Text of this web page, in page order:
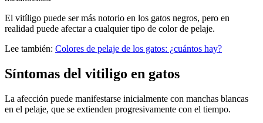
El vitíligo puede ser más notorio en los gatos negros, pero en
realidad puede afectar a cualquier tipo de color de pelaje.
Lee también: Colores de pelaje de los gatos: ¿cuántos hay?
Síntomas del vitiligo en gatos
La afección puede manifestarse inicialmente con manchas blancas
en el pelaje, que se extienden progresivamente con el tiempo.